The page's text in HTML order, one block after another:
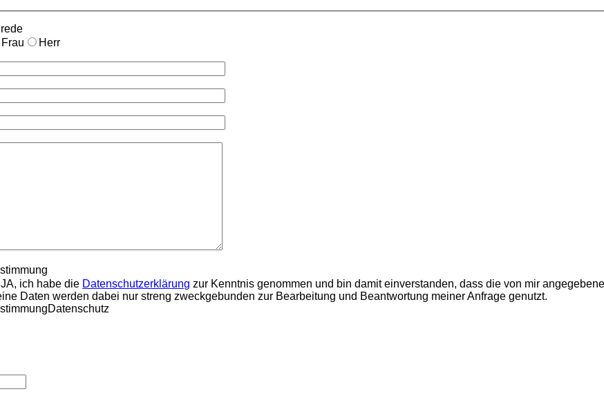
Frau
Herr
JA, ich habe die Datenschutzerklärung zur Kenntnis genommen und bin damit einverstanden, dass die von mir
Daten werden dabei nur streng zweckgebunden zur Bearbeitung und Beantwortung meiner Anfrage genutzt.